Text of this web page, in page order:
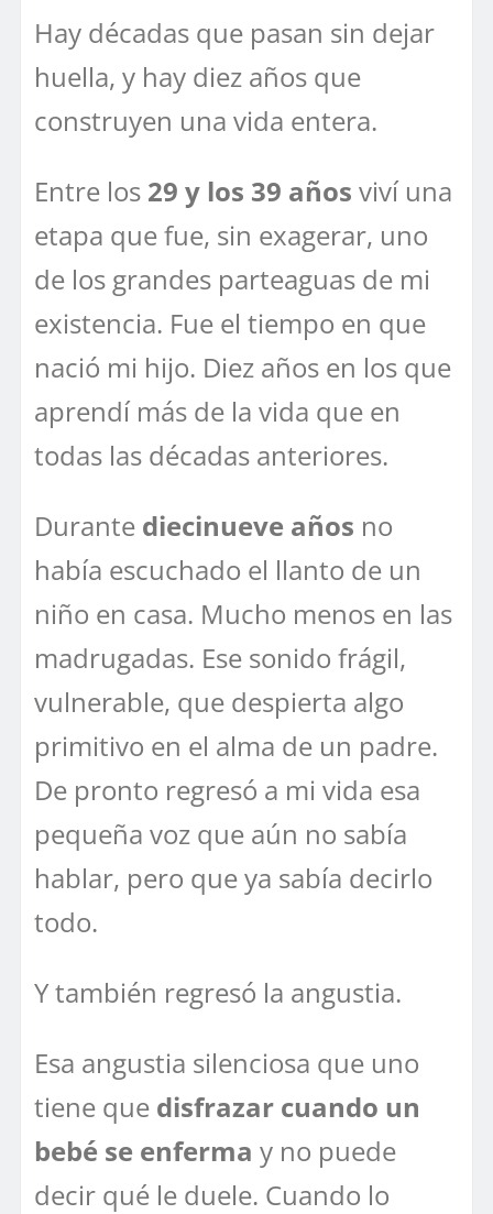
Hay décadas que pasan sin dejar
huella, y hay diez años que
construyen una vida entera.
Entre los 29 y los 39 años viví una
etapa que fue, sin exagerar, uno
de los grandes parteaguas de mi
existencia. Fue el tiempo en que
nació mi hijo. Diez años en los que
aprendí más de la vida que en
todas las décadas anteriores.
Durante diecinueve años no
había escuchado el llanto de un
niño en casa. Mucho menos en las
madrugadas. Ese sonido frágil,
vulnerable, que despierta algo
primitivo en el alma de un padre.
De pronto regresó a mi vida esa
pequeña voz que aún no sabía
hablar, pero que ya sabía decirlo
todo.
Y también regresó la angustia.
Esa angustia silenciosa que uno
tiene que disfrazar cuando un
bebé se enferma y no puede
decir qué le duele. Cuando lo